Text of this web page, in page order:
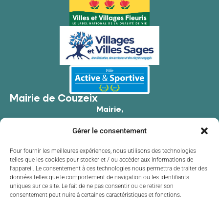
Gérer le consentement
Pour fournir les meilleures expériences, nous utilisons des technologies
telles que les cookies pour stocker et / ou accéder aux informations de
l’appareil. Le consentement à ces technologies nous permettra de traiter des
données telles que le comportement de navigation ou les identifiants
uniques sur ce site. Le fait de ne pas consentir ou de retirer son
consentement peut nuire à certaines caractéristiques et fonctions.
Mairie de Couzeix
Mairie,
87270 Couzeix
05 55 39 34 09
Contacter la mairie
Horaires d'ouverture
Lundide 8h30 à 12h00 et de 13h30 à 17h30
Mardi
de 8h30 à 12h00 et de 13h30 à 17h30